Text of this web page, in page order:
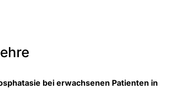
bei erwachsenen Patienten in